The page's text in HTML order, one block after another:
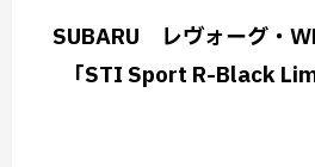
SUBARU レヴォーグ・
「STI Sport R-Black